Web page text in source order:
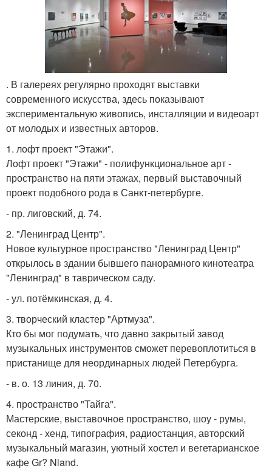
. В галереях регулярно проходят выставки
современного искусства, здесь показывают
экспериментальную живопись, инсталляции и видеоарт
от молодых и известных авторов.
1. лофт проект "Этажи".
Лофт проект "Этажи" - полифункциональное арт -
пространство на пяти этажах, первый выставочный
проект подобного рода в Санкт-петербурге.
- пр. лиговский, д. 74.
2. "Ленинград Центр".
Новое культурное пространство "Ленинград Центр"
открылось в здании бывшего панорамного кинотеатра
"Ленинград" в таврическом саду.
- ул. потёмкинская, д. 4.
3. творческий кластер "Артмуза".
Кто бы мог подумать, что давно закрытый завод
музыкальных инструментов сможет перевоплотиться в
пристанище для неординарных людей Петербурга.
- в. о. 13 линия, д. 70.
4. пространство "Тайга".
Мастерские, выставочное пространство, шоу - румы,
секонд - хенд, типография, радиостанция, авторский
музыкальный магазин, уютный хостел и вегетарианское
кафе Gr? Nland.